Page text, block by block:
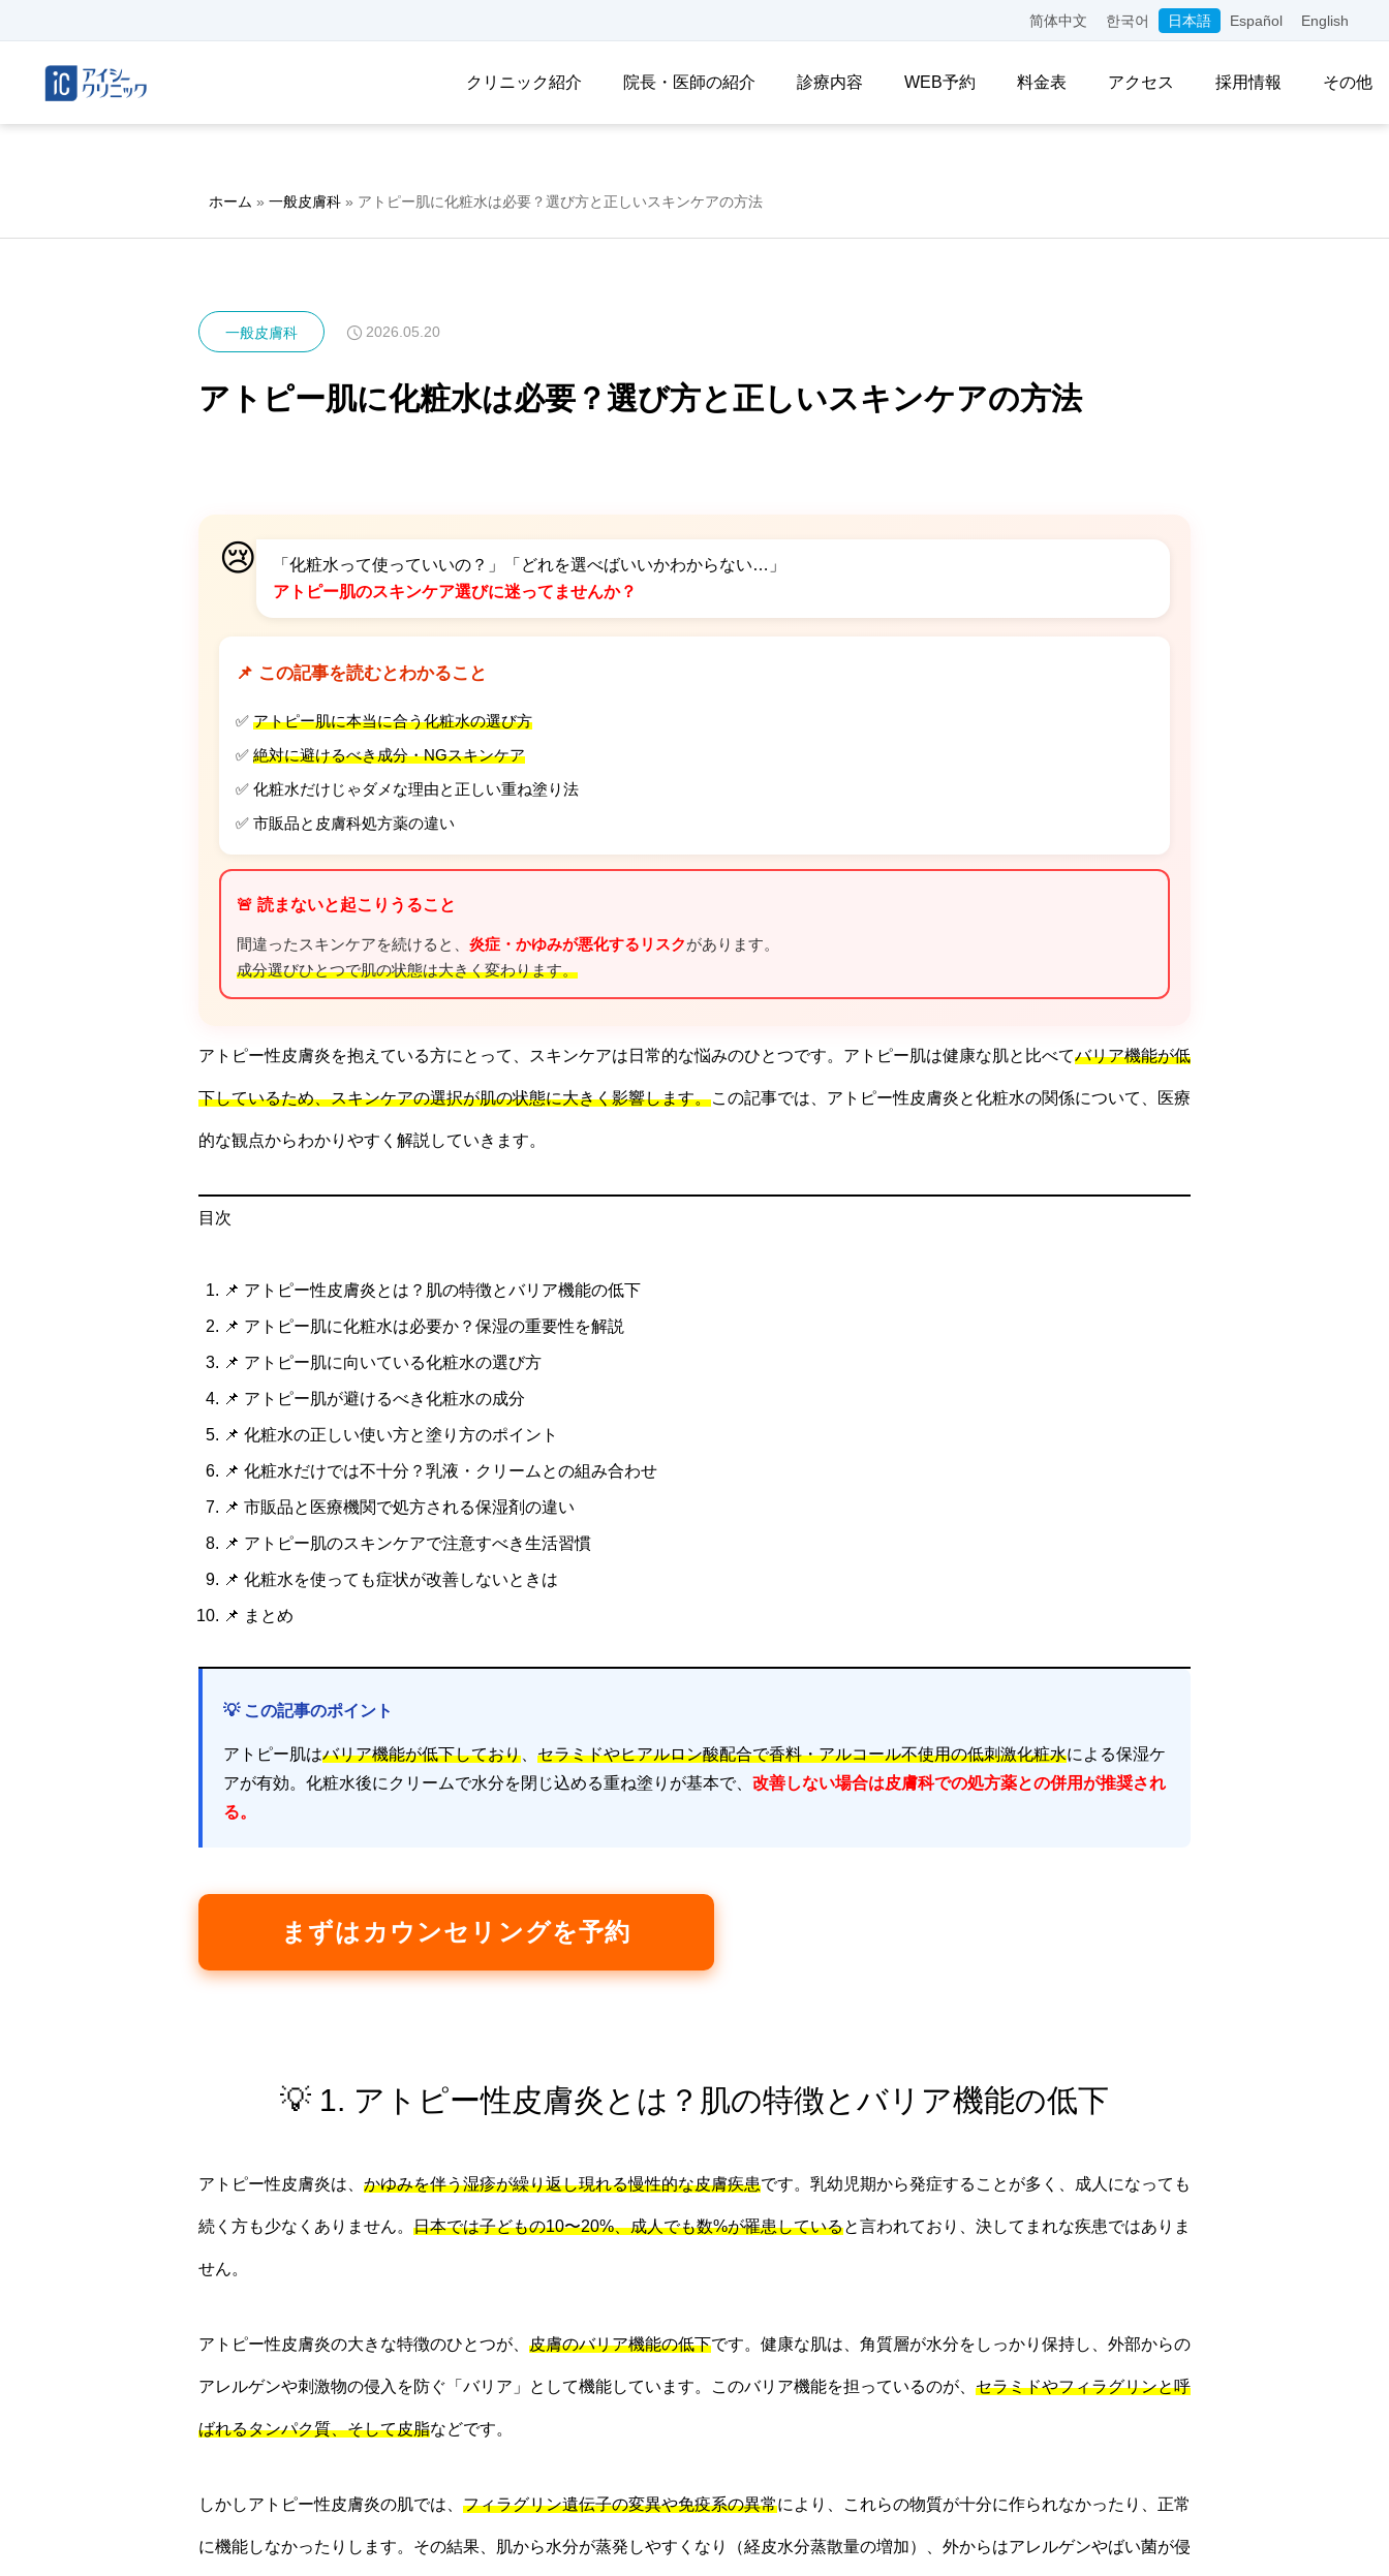
简体中文 한국어 日本語 Español English
クリニック紹介 院長・医師の紹介 診療内容 WEB予約 料金表 アクセス 採用情報 その他
ホーム » 一般皮膚科 » アトピー肌に化粧水は必要？選び方と正しいスキンケアの方法
一般皮膚科 2026.05.20
アトピー肌に化粧水は必要？選び方と正しいスキンケアの方法
😢
「化粧水って使っていいの？」「どれを選べばいいかわからない…」
アトピー肌のスキンケア選びに迷ってませんか？
📌 この記事を読むとわかること
✅ アトピー肌に本当に合う化粧水の選び方
✅ 絶対に避けるべき成分・NGスキンケア
✅ 化粧水だけじゃダメな理由と正しい重ね塗り法
✅ 市販品と皮膚科処方薬の違い
🚨 読まないと起こりうること
間違ったスキンケアを続けると、 炎症・かゆみが悪化するリスクがあります。
成分選びひとつで肌の状態は大きく変わります。
アトピー性皮膚炎を抱えている方にとって、スキンケアは日常的な悩みのひとつです。アトピー肌は健康な肌と比べてバリア機能が低
下しているため、スキンケアの選択が肌の状態に大きく影響します。この記事では、アトピー性皮膚炎と化粧水の関係について、医療
的な観点からわかりやすく解説していきます。
目次
📌 アトピー性皮膚炎とは？肌の特徴とバリア機能の低下
📌 アトピー肌に化粧水は必要か？保湿の重要性を解説
📌 アトピー肌に向いている化粧水の選び方
📌 アトピー肌が避けるべき化粧水の成分
📌 化粧水の正しい使い方と塗り方のポイント
📌 化粧水だけでは不十分？乳液・クリームとの組み合わせ
📌 市販品と医療機関で処方される保湿剤の違い
📌 アトピー肌のスキンケアで注意すべき生活習慣
📌 化粧水を使っても症状が改善しないときは
📌 まとめ
💡 この記事のポイント
アトピー肌はバリア機能が低下しており セラミドやヒアルロン酸配合で香料・アルコール不使用の低刺激化粧水による保湿ケ
アが有効。化粧水後にクリームで水分を閉じ込める重ね塗りが基本で、 改善しない場合は皮膚科での処方薬との併用が推奨され
る。
まずはカウンセリングを予約
💡 1. アトピー性皮膚炎とは？肌の特徴とバリア機能の低下
アトピー性皮膚炎は、 かゆみを伴う湿疹が繰り返し現れる慢性的な皮膚疾患です。乳幼児期から発症することが多く、成人になっても
続く方も少なくありません。 日本では子どもの10〜20%、成人でも数%が罹患していると言われており、決してまれな疾患ではありま
せん。
アトピー性皮膚炎の大きな特徴のひとつが、 皮膚のバリア機能の低下です。健康な肌は、角質層が水分をしっかり保持し、外部からの
アレルゲンや刺激物の侵入を防ぐ「バリア」として機能しています。このバリア機能を担っているのが、 セラミドやフィラグリンと呼
ばれるタンパク質、そして皮脂などです。
しかしアトピー性皮膚炎の肌では、 フィラグリン遺伝子の変異や免疫系の異常により、これらの物質が十分に作られなかったり、正常
に機能しなかったりします。その結果、肌から水分が蒸発しやすくなり（経皮水分蒸散量の増加）、外からはアレルゲンやばい菌が侵